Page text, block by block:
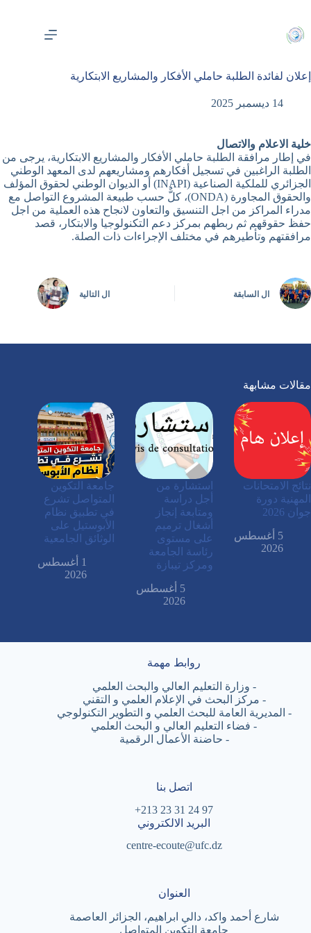
المحتوى
إعلان لفائدة الطلبة حاملي الأفكار والمشاريع الابتكارية
14 ديسمبر 2025
خلية الاعلام والاتصال
في إطار مرافقة الطلبة حاملي الأفكار والمشاريع الابتكارية، يرجى من
الطلبة الراغبين في تسجيل أفكارهم ومشاريعهم لدى المعهد الوطني
الجزائري للملكية الصناعية (INAPI) أو الديوان الوطني لحقوق المؤلف
والحقوق المجاورة (ONDA)، كلٌّ حسب طبيعة المشروع التواصل مع
مدراء المراكز من اجل التنسيق والتعاون لانجاح هذه العملية من اجل
حفظ حقوقهم ثم ربطهم بمركز دعم التكنولوجيا والابتكار، قصد
مرافقتهم وتأطيرهم في مختلف الإجراءات ذات الصلة.
ال السابقة ال التالية
مقالات مشابهة
نتائج الامتحانات
المهنية دورة
جوان 2026
5 أغسطس
2026
استشارة من
أجل دراسة
ومتابعة إنجاز
أشغال ترميم
على مستوى
رئاسة الجامعة
ومركز تيبازة
5 أغسطس
2026
جامعة التكوين
المتواصل تشرع
في تطبيق نظام
الأبوستيل على
الوثائق الجامعية
1 أغسطس
2026
روابط مهمة
- وزارة التعليم العالي والبحث العلمي
- مركز البحث في الإعلام العلمي و التقني
- المديرية العامة للبحث العلمي و التطوير التكنولوجي
- فضاء التعليم العالي و البحث العلمي
- حاضنة الأعمال الرقمية
اتصل بنا
97 24 31 23 213+
البريد الالكتروني
centre-ecoute@ufc.dz
العنوان
شارع أحمد واكد، دالي ابراهيم، الجزائر العاصمة
جامعة التكوين المتواصل